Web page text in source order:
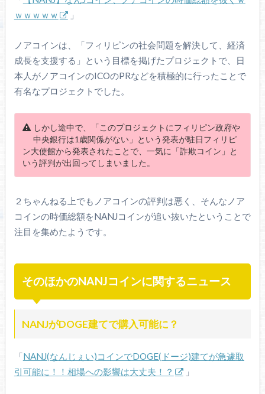
ｗｗｗｗｗ
」
ノアコインは、「フィリピンの社会問題を解決して、経済
成長を支援する」という目標を掲げたプロジェクトで、日
本人がノアコインのICOのPRなどを積極的に行ったことで
有名なプロジェクトでした。
しかし途中で、「このプロジェクトにフィリピン政府や
中央銀行は1歳関係がない」という発表が駐日フィリピ
ン大使館から発表されたことで、一気に「詐欺コイン」と
いう評判が出回ってしまいました。
２ちゃんねる上でもノアコインの評判は悪く、そんなノア
コインの時価総額をNANJコインが追い抜いたということで
注目を集めたようです。
そのほかのNANJコインに関するニュース
NANJがDOGE建てで購入可能に？
「NANJ(なんじぇい)コインでDOGE(ドージ)建てが急遽取
引可能に！！相場への影響は大丈夫！？
」